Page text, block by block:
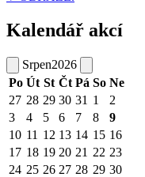
Kalendář akcí
Srpen2026
Po Út St Čt Pá So Ne
27 28 29 30 31 1
2
3
4 5 6 7 8
9
10 11 12 13 14 15 16
17 18 19 20 21 22 23
24 25 26 27 28 29 30